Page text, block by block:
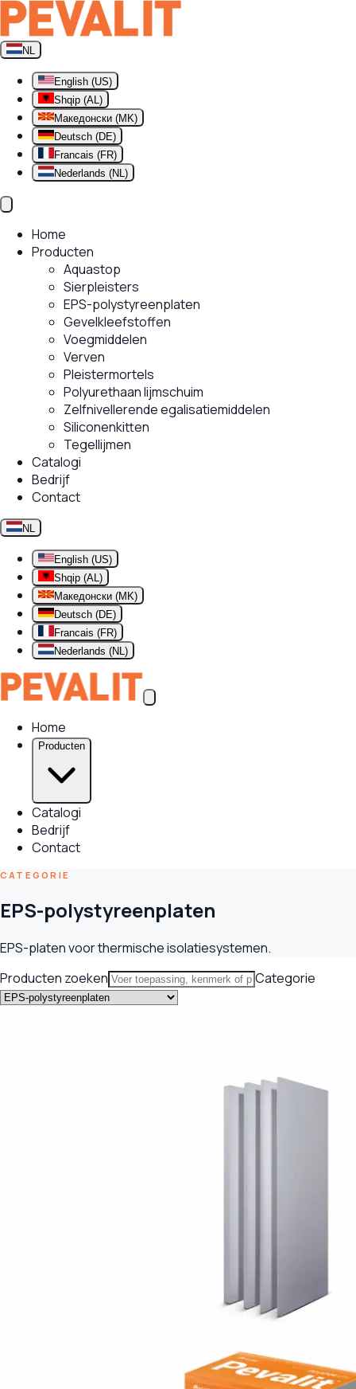
NL
English (US)
Shqip (AL)
Македонски (MK)
Deutsch (DE)
Francais (FR)
Nederlands (NL)
Home
Producten
Aquastop
Sierpleisters
EPS-polystyreenplaten
Gevelkleefstoffen
Voegmiddelen
Verven
Pleistermortels
Polyurethaan lijmschuim
Zelfnivellerende egalisatiemiddelen
Siliconenkitten
Tegellijmen
Catalogi
Bedrijf
Contact
NL
English (US)
Shqip (AL)
Македонски (MK)
Deutsch (DE)
Francais (FR)
Nederlands (NL)
Home
Producten
Catalogi
Bedrijf
Contact
CATEGORIE
EPS-polystyreenplaten
EPS-platen voor thermische isolatiesystemen.
Producten zoeken
Categorie